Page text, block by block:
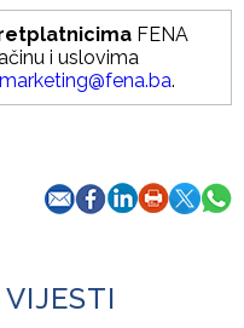
FENA
i uslovima
marketing@fena.ba.